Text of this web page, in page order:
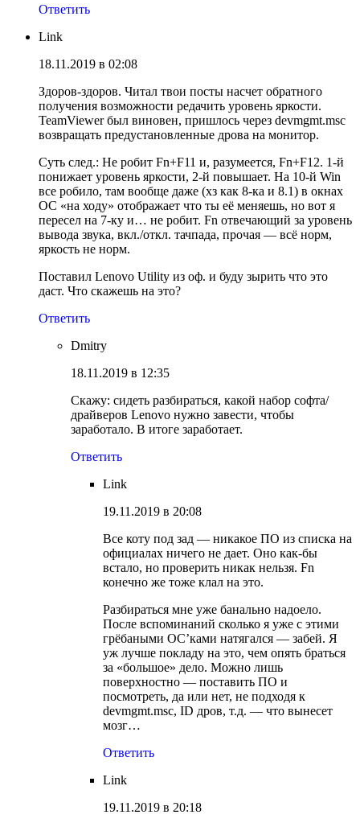
Ответить
Link
18.11.2019 в 02:08
Здоров-здоров. Читал твои посты насчет обратного
получения возможности редачить уровень яркости.
TeamViewer был виновен, пришлось через devmgmt.msc
возвращать предустановленные дрова на монитор.
Суть след.: Не робит Fn+F11 и, разумеется, Fn+F12. 1-й
понижает уровень яркости, 2-й повышает. На 10-й Win
все робило, там вообще даже (хз как 8-ка и 8.1) в окнах
ОС «на ходу» отображает что ты её меняешь, но вот я
пересел на 7-ку и… не робит. Fn отвечающий за уровень
вывода звука, вкл./откл. тачпада, прочая — всё норм,
яркость не норм.
Поставил Lenovo Utility из оф. и буду зырить что это
даст. Что скажешь на это?
Ответить
Dmitry
18.11.2019 в 12:35
Скажу: сидеть разбираться, какой набор софта/
драйверов Lenovo нужно завести, чтобы
заработало. В итоге заработает.
Ответить
Link
19.11.2019 в 20:08
Все коту под зад — никакое ПО из списка на
официалах ничего не дает. Оно как-бы
встало, но проверить никак нельзя. Fn
конечно же тоже клал на это.
Разбираться мне уже банально надоело.
После вспоминаний сколько я уже с этими
грёбаными ОС’ками натягался — забей. Я
уж лучше покладу на это, чем опять браться
за «большое» дело. Можно лишь
поверхностно — поставить ПО и
посмотреть, да или нет, не подходя к
devmgmt.msc, ID дров, т.д. — что вынесет
мозг…
Ответить
Link
19.11.2019 в 20:18